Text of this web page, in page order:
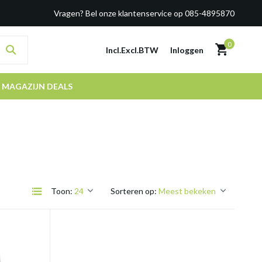
Vragen? Bel onze klantenservice op 085-4895870
Incl.Excl.BTW Inloggen
0
MAGAZIJN DEALS
Toon: Sorteren op: